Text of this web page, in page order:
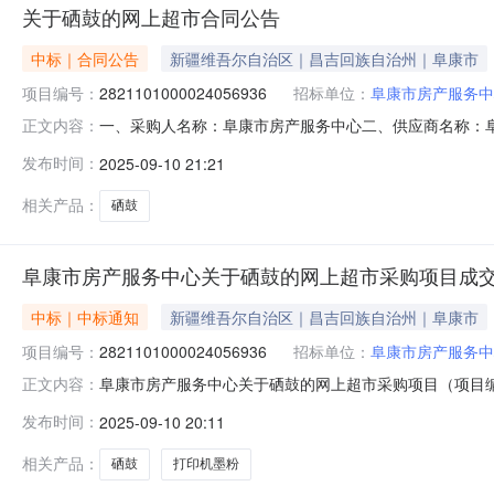
关于硒鼓的网上超市合同公告
中标｜合同公告
新疆维吾尔自治区｜昌吉回族自治州｜阜康市
项目编号： 2821101000024056936 招标单位： 阜康市房产服务
正文内容： 一、采购人名称：阜康市房产服务中心二、供应商名称
PNC054XY只1.003803802科思特KST-Q2612A科思特
发布时间： 2025-09-10 21:21
相关产品：
硒鼓
阜康市房产服务中心关于硒鼓的网上超市采购项目成
中标｜中标通知
新疆维吾尔自治区｜昌吉回族自治州｜阜康市
项目编号： 2821101000024056936 招标单位： 阜康市房产服务
正文内容： 阜康市房产服务中心关于硒鼓的网上超市采购项目（项
区划名称:新疆维吾尔自治区昌吉回族自治州阜康市报价
发布时间： 2025-09-10 20:11
相关产品：
硒鼓 打印机墨粉